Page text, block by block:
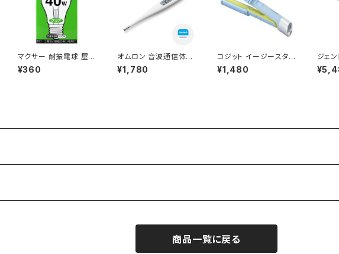
マクサー 耐振電球 屋内
用 110V 40W E26 ク
リア 1個パック / JAN :
¥360
オムロン 音波通信体温
計 MC-6800B けんお
んくん 「予測式」/ JAN :
¥1,780
コジット イージースタイ
ラー USB ストレート &
カール アイロン (ブル
¥1,480
ジェ
イト
813
商品一覧に戻る